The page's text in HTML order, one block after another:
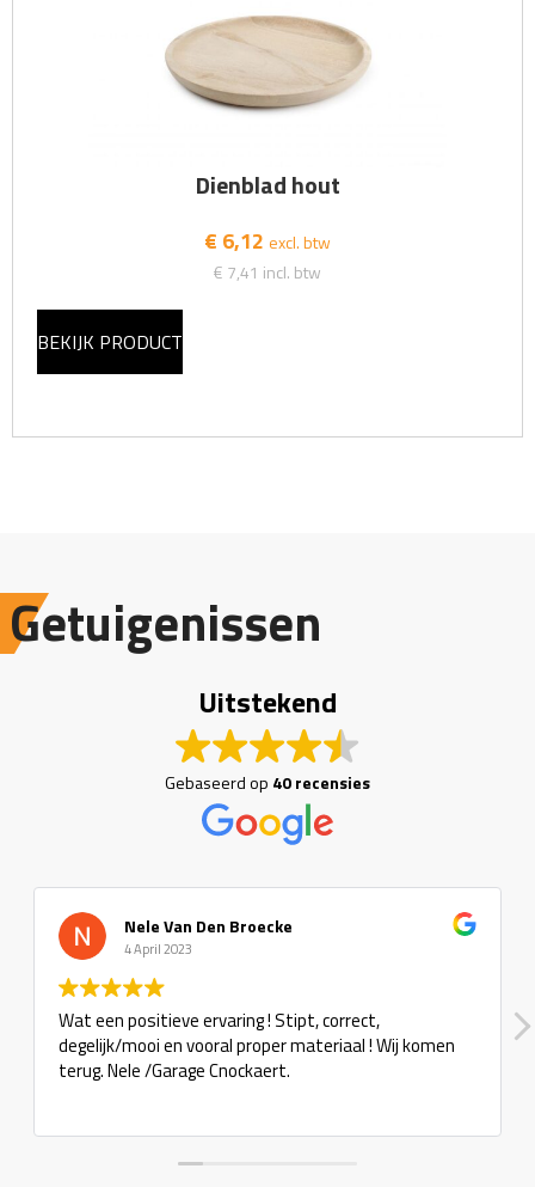
Dienblad hout
€ 6,12 excl. btw
€ 7,41 incl. btw
BEKIJK PRODUCT
Getuigenissen
Uitstekend
Gebaseerd op 40 recensies
Nele Van Den Broecke
4 April 2023
Wat een positieve ervaring ! Stipt, correct,
degelijk/mooi en vooral proper materiaal ! Wij komen
terug. Nele /Garage Cnockaert.